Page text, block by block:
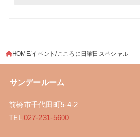
HOME イベント こころに日曜日スペシャル
サンデールーム
前橋市千代田町5-4-2
TEL027-231-5600